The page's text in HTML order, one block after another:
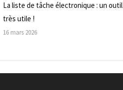
La liste de tâche électronique : un outil
très utile !
16 mars 2026